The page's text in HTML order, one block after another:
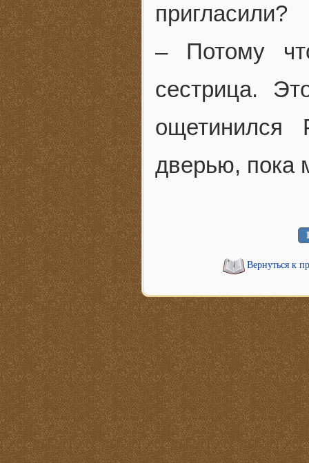
пригласили?
– Потому
сестрица.
дверью, пока
Вернуться к